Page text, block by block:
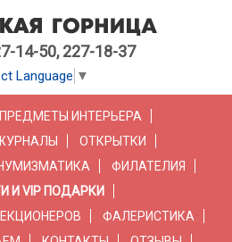
14-50, 227-18-37
Language ▼
ИНТЕРЬЕРА
ОТКРЫТКИ
ФИЛАТЕЛИЯ
И VIP ПОДАРКИ
ФАЛЕРИСТИКА